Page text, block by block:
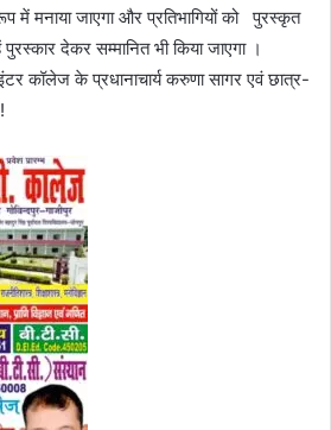
में मनाया जाएगा और प्रतिभागियों को पुरस्कृत
देकर सम्मानित भी किया जाएगा ।
कॉलेज के प्रधानाचार्य करुणा सागर एवं छात्र-